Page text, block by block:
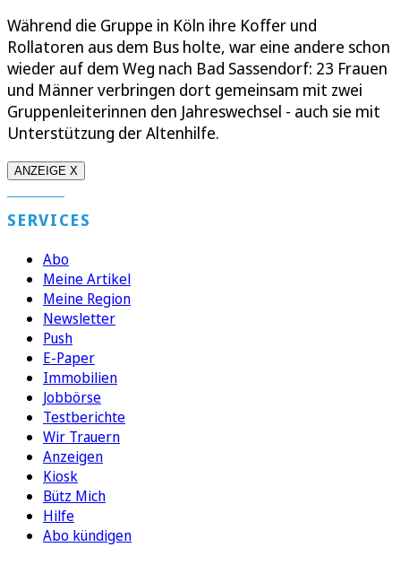
Während die Gruppe in Köln ihre Koffer und
Rollatoren aus dem Bus holte, war eine andere schon
wieder auf dem Weg nach Bad Sassendorf: 23 Frauen
und Männer verbringen dort gemeinsam mit zwei
Gruppenleiterinnen den Jahreswechsel - auch sie mit
Unterstützung der Altenhilfe.
ANZEIGE X
SERVICES
Abo
Meine Artikel
Meine Region
Newsletter
Push
E-Paper
Immobilien
Jobbörse
Testberichte
Wir Trauern
Anzeigen
Kiosk
Bütz Mich
Hilfe
Abo kündigen